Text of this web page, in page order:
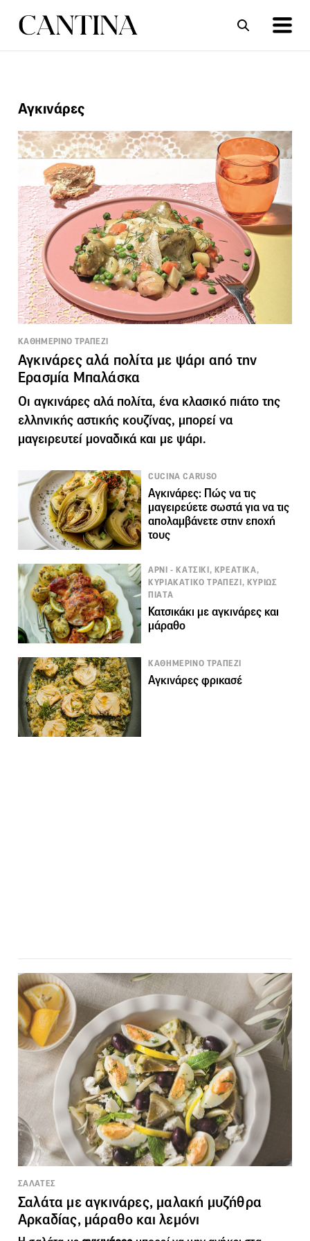
Αγκινάρες
ΚΑΘΗΜΕΡΙΝΟ ΤΡΑΠΕΖΙ
Αγκινάρες αλά πολίτα με ψάρι από την
Ερασμία Μπαλάσκα
Οι αγκινάρες αλά πολίτα, ένα κλασικό πιάτο της
ελληνικής αστικής κουζίνας, μπορεί να
μαγειρευτεί μοναδικά και με ψάρι.
CUCINA CARUSO
Αγκινάρες: Πώς να τις
μαγειρεύετε σωστά για να τις
απολαμβάνετε στην εποχή
τους
ΑΡΝΙ - ΚΑΤΣΙΚΙ, ΚΡΕΑΤΙΚΑ,
ΚΥΡΙΑΚΑΤΙΚΟ ΤΡΑΠΕΖΙ, ΚΥΡΙΩΣ
ΠΙΑΤΑ
Κατσικάκι με αγκινάρες και
μάραθο
ΚΑΘΗΜΕΡΙΝΟ ΤΡΑΠΕΖΙ
Αγκινάρες φρικασέ
ΣΑΛΑΤΕΣ
Σαλάτα με αγκινάρες, μαλακή μυζήθρα
Αρκαδίας, μάραθο και λεμόνι